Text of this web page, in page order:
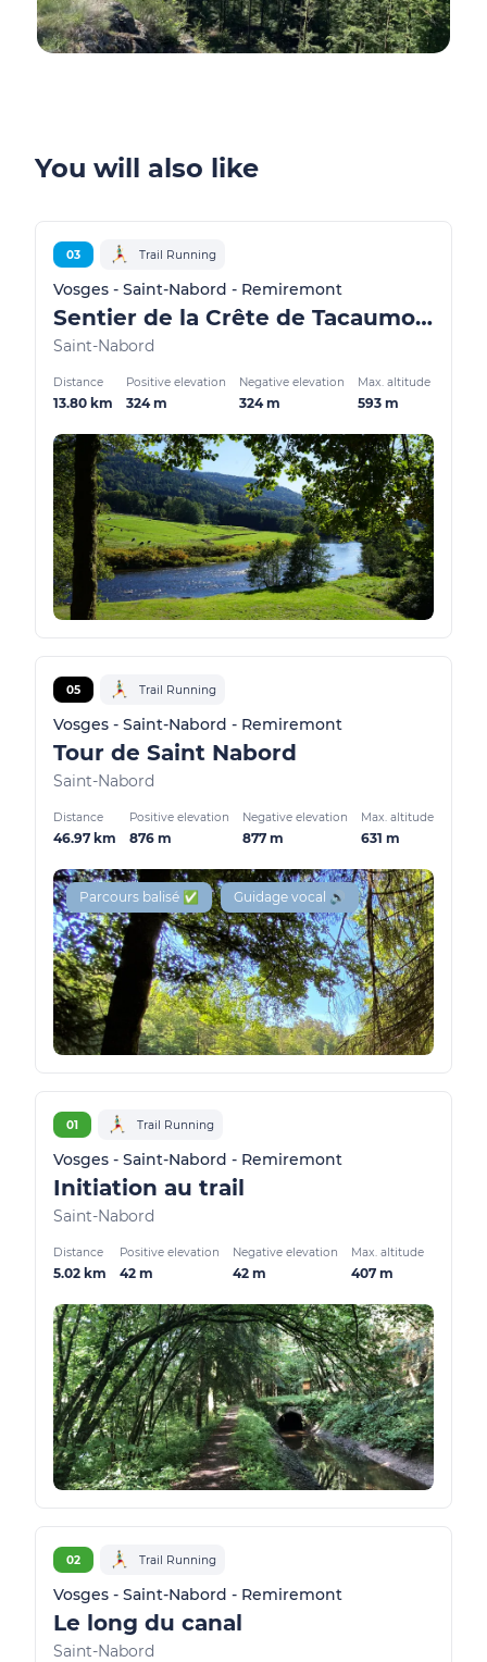
You will also like
03 Trail Running
Vosges - Saint-Nabord - Remiremont
Sentier de la Crête de Tacaumont
Saint-Nabord
Distance
13.80 km
Positive elevation
324 m
Negative elevation
324 m
Max. altitude
593 m
05 Trail Running
Vosges - Saint-Nabord - Remiremont
Tour de Saint Nabord
Saint-Nabord
Distance
46.97 km
Positive elevation
876 m
Negative elevation
877 m
Max. altitude
631 m
Parcours balisé ✅ Guidage vocal 🔊
01 Trail Running
Vosges - Saint-Nabord - Remiremont
Initiation au trail
Saint-Nabord
Distance
5.02 km
Positive elevation
42 m
Negative elevation
42 m
Max. altitude
407 m
02 Trail Running
Vosges - Saint-Nabord - Remiremont
Le long du canal
Saint-Nabord